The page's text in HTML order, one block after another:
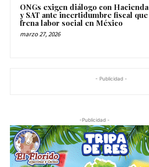
ONGs exigen diálogo con Hacienda
y SAT ante incertidumbre fiscal que
frena labor social en México
marzo 27, 2026
- Publicidad -
-Publicidad -